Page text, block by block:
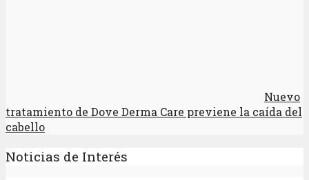
Nuevo
tratamiento de Dove Derma Care previene la caída del
cabello
Noticias de Interés